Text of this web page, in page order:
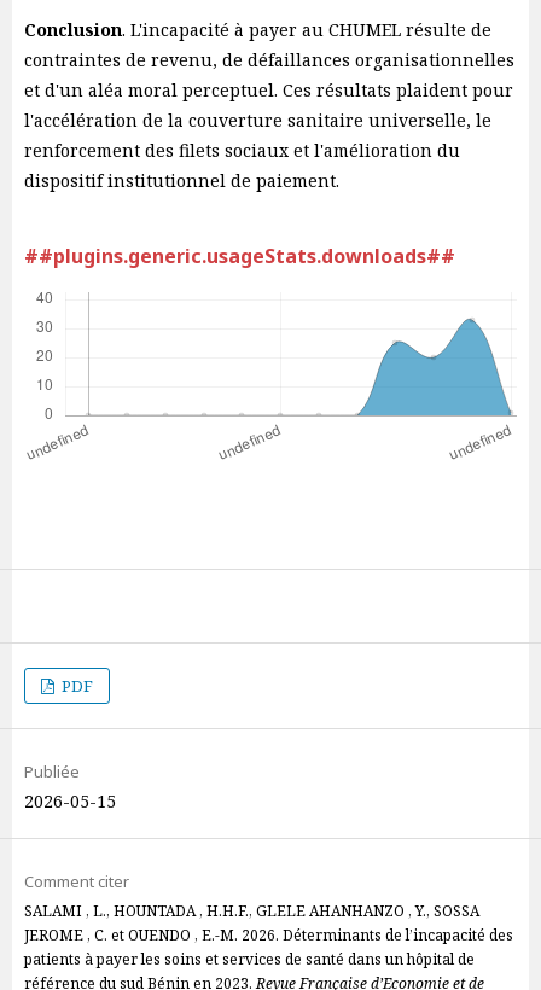
Conclusion. L'incapacité à payer au CHUMEL résulte de
contraintes de revenu, de défaillances organisationnelles
et d'un aléa moral perceptuel. Ces résultats plaident pour
l'accélération de la couverture sanitaire universelle, le
renforcement des filets sociaux et l'amélioration du
dispositif institutionnel de paiement.
##plugins.generic.usageStats.downloads##
PDF
Publiée
2026-05-15
Comment citer
SALAMI , L., HOUNTADA , H.H.F., GLELE AHANHANZO , Y., SOSSA
JEROME , C. et OUENDO , E.-M. 2026. Déterminants de l’incapacité des
patients à payer les soins et services de santé dans un hôpital de
référence du sud Bénin en 2023.Revue Française d’Economie et de